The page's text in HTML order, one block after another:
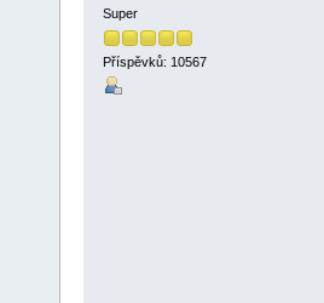
Super
Příspěvků: 10567